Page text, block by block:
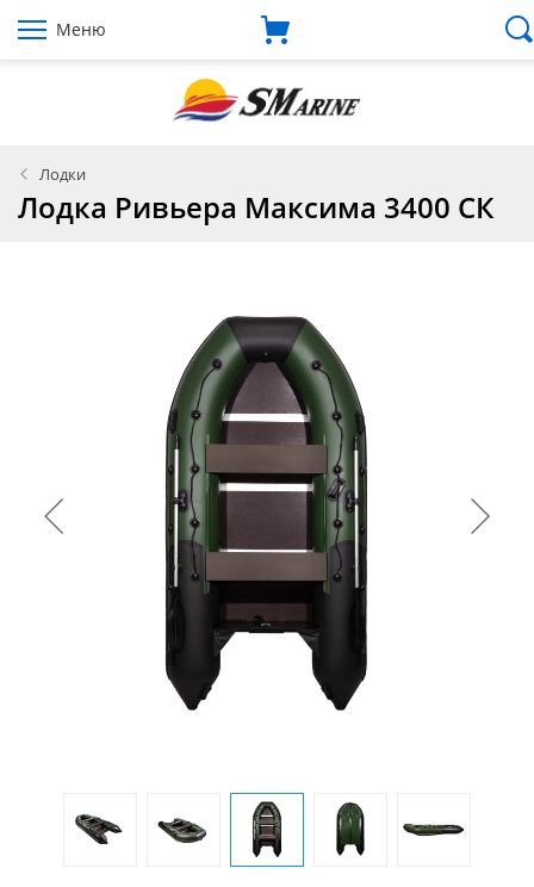
Меню
Лодки
Лодка Ривьера Максима 3400 СК